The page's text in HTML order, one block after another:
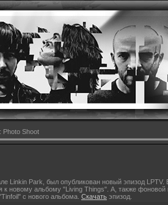
Photo Shoot
Linkin Park, был опубликован новый эпизод LPTV.
к новому альбому "Living Things". А, также фоновой
с нового альбома. Скачать эпизод.